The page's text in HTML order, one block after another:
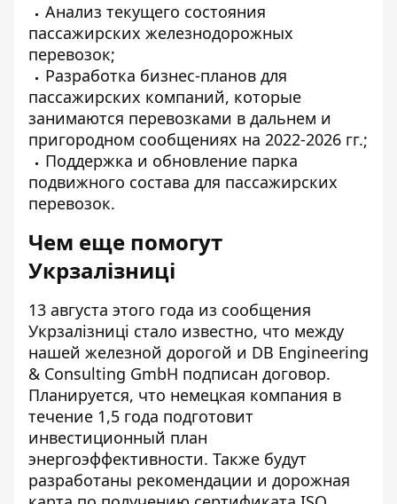
Анализ текущего состояния
пассажирских железнодорожных
перевозок;
Разработка бизнес-планов для
пассажирских компаний, которые
занимаются перевозками в дальнем и
пригородном сообщениях на 2022-2026 гг.;
Поддержка и обновление парка
подвижного состава для пассажирских
перевозок.
Чем еще помогут
Укрзалізниці
13 августа этого года из сообщения
Укрзалізниці стало известно, что между
нашей железной дорогой и DB Engineering
& Consulting GmbH подписан договор.
Планируется, что немецкая компания в
течение 1,5 года подготовит
инвестиционный план
энергоэффективности. Также будут
разработаны рекомендации и дорожная